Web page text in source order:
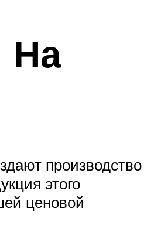
На
производство
этого
ценовой